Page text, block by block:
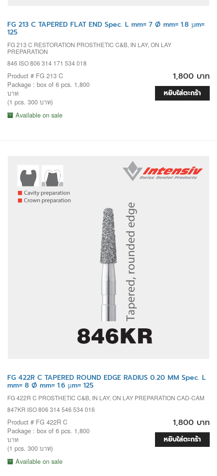
FG 213 C TAPERED FLAT END Spec. L mm= 7 Ø mm= 1.8 µm=
125
FG 213 C RESTORATION PROSTHETIC C&B, IN LAY, ON LAY
PREPARATION
846 ISO 806 314 171 534 018
Product # FG 213 C
Package : box of 6 pcs. 1,800
บาท
(1 pcs. 300 บาท)
Available on sale
1,800 บาท
หยิบใส่ตะกร้า
FG 422R C TAPERED ROUND EDGE RADIUS 0.20 MM Spec. L
mm= 8 Ø mm= 1.6 µm= 125
FG 422R C PROSTHETIC C&B, IN LAY, ON LAY PREPARATION CAD-CAM
847KR ISO 806 314 546 534 016
Product # FG 422R C
Package : box of 6 pcs. 1,800
บาท
(1 pcs. 300 บาท)
Available on sale
1,800 บาท
หยิบใส่ตะกร้า